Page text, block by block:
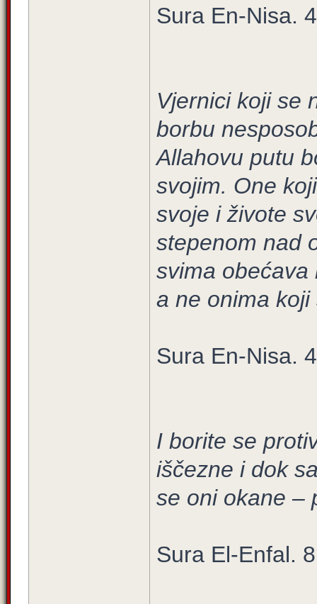
Sura En-Nisa.
Vjernici koji se
borbu
Allahovu putu
svojim. One
svoje i živote
stepenom nad
svima obećava
a ne onima
Sura En-Nisa.
I borite se
iščezne i dok
se oni okane –
Sura El-Enfal.